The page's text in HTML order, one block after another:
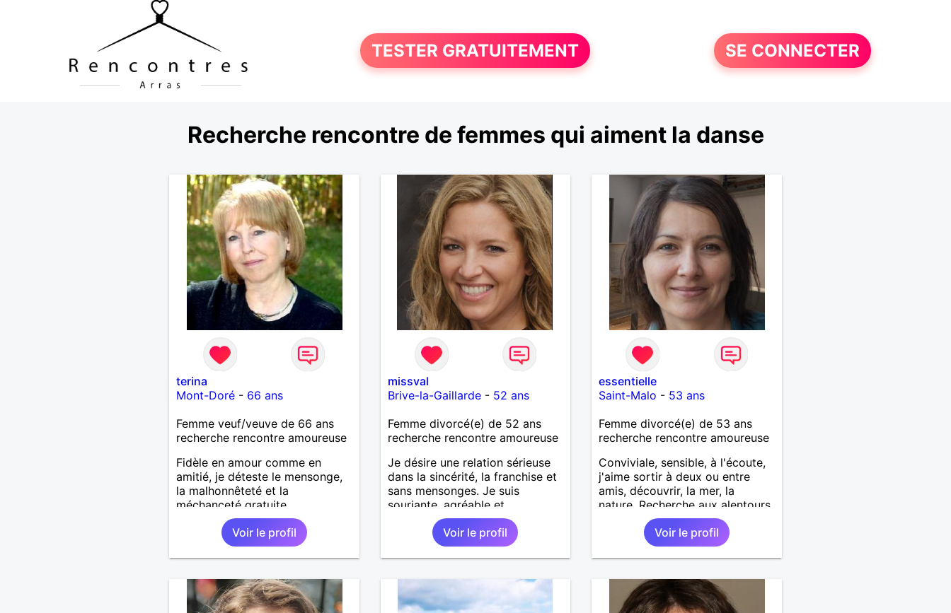
TESTER GRATUITEMENT SE CONNECTER
Recherche rencontre de femmes qui aiment la danse
terina
Mont-Doré- 66 ans
Femme veuf/veuve de 66 ans
recherche rencontre amoureuse
Fidèle en amour comme en
amitié, je déteste le mensonge,
la malhonnêteté et la
méchanceté gratuite.
Voir le profil
missval
Brive-la-Gaillarde- 52 ans
Femme divorcé(e) de 52 ans
recherche rencontre amoureuse
Je désire une relation sérieuse
dans la sincérité, la franchise et
sans mensonges. Je suis
souriante, agréable et
respectueuse tout en désirant
passer de bons moments de
complicité avec un homme
voulant aller dans la même
Voir le profil
essentielle
Saint-Malo - 53 ans
Femme divorcé(e) de 53 ans
recherche rencontre amoureuse
Conviviale, sensible, à l'écoute,
j'aime sortir à deux ou entre
amis, découvrir, la mer, la
nature. Recherche aux alentours
de Saint-Malo
Voir le profil